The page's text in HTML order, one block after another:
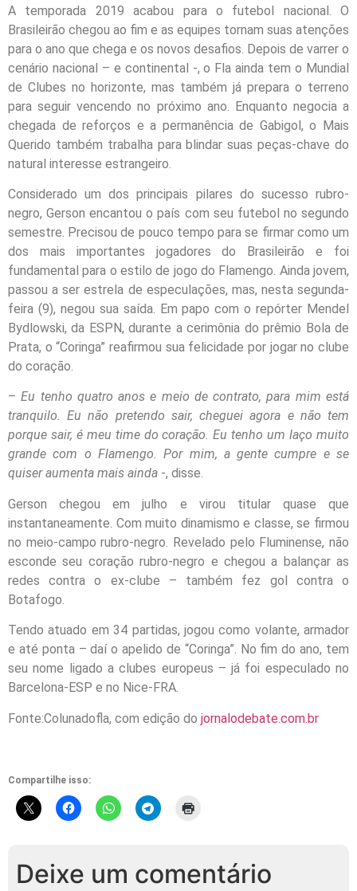
A temporada 2019 acabou para o futebol nacional. O
Brasileirão chegou ao fim e as equipes tornam suas atenções
para o ano que chega e os novos desafios. Depois de varrer o
cenário nacional – e continental -, o Fla ainda tem o Mundial
de Clubes no horizonte, mas também já prepara o terreno
para seguir vencendo no próximo ano. Enquanto negocia a
chegada de reforços e a permanência de Gabigol, o Mais
Querido também trabalha para blindar suas peças-chave do
natural interesse estrangeiro.
Considerado um dos principais pilares do sucesso rubro-
negro, Gerson encantou o país com seu futebol no segundo
semestre. Precisou de pouco tempo para se firmar como um
dos mais importantes jogadores do Brasileirão e foi
fundamental para o estilo de jogo do Flamengo. Ainda jovem,
passou a ser estrela de especulações, mas, nesta segunda-
feira (9), negou sua saída. Em papo com o repórter Mendel
Bydlowski, da ESPN, durante a cerimônia do prêmio Bola de
Prata, o “Coringa” reafirmou sua felicidade por jogar no clube
do coração.
–Eu tenho quatro anos e meio de contrato, para mim está
tranquilo. Eu não pretendo sair, cheguei agora e não tem
porque sair, é meu time do coração. Eu tenho um laço muito
grande com o Flamengo. Por mim, a gente cumpre e se
quiser aumenta mais ainda -, disse.
Gerson chegou em julho e virou titular quase que
instantaneamente. Com muito dinamismo e classe, se firmou
no meio-campo rubro-negro. Revelado pelo Fluminense, não
esconde seu coração rubro-negro e chegou a balançar as
redes contra o ex-clube – também fez gol contra o
Botafogo.
Tendo atuado em 34 partidas, jogou como volante, armador
e até ponta – daí o apelido de “Coringa”. No fim do ano, tem
seu nome ligado a clubes europeus – já foi especulado no
Barcelona-ESP e no Nice-FRA.
Fonte:Colunadofla, com edição do jornalodebate.com.br
Compartilhe isso:
Deixe um comentário